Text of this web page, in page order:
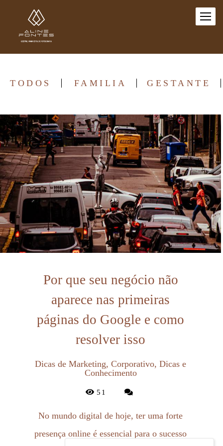
TODOS FAMILIA GESTANTE
Por que seu negócio não
aparece nas primeiras
páginas do Google e como
resolver isso
Dicas de Marketing, Corporativo, Dicas e
Conhecimento
51
No mundo digital de hoje, ter uma forte
presença online é essencial para o sucesso